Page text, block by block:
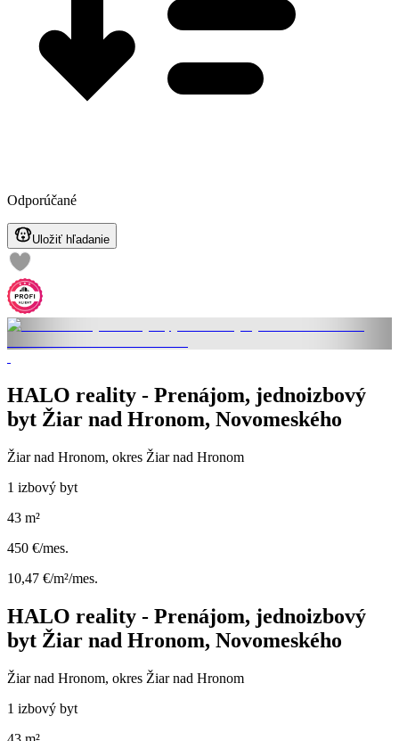
Odporúčané
Uložiť hľadanie
HALO reality - Prenájom, jednoizbový
byt Žiar nad Hronom, Novomeského
Žiar nad Hronom, okres Žiar nad Hronom
1 izbový byt
43 m²
450 €/mes.
10,47 €/m²/mes.
HALO reality - Prenájom, jednoizbový
byt Žiar nad Hronom, Novomeského
Žiar nad Hronom, okres Žiar nad Hronom
1 izbový byt